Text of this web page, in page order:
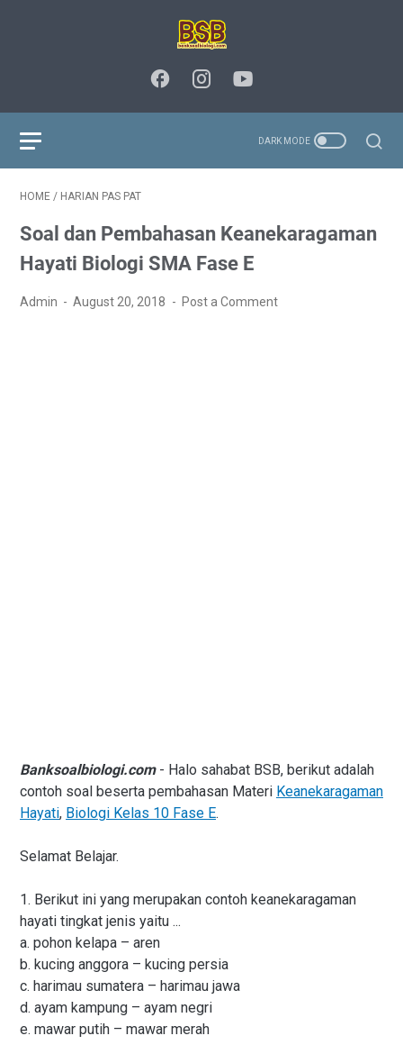
HOME / HARIAN PAS PAT
Soal dan Pembahasan Keanekaragaman
Hayati Biologi SMA Fase E
Admin August 20, 2018 Post a Comment
Banksoalbiologi.com- Halo sahabat BSB, berikut adalah
contoh soal beserta pembahasan Materi Keanekaragaman
Hayati, Biologi Kelas 10 Fase E.
Selamat Belajar.
1. Berikut ini yang merupakan contoh keanekaragaman
hayati tingkat jenis yaitu ...
a. pohon kelapa – aren
b. kucing anggora – kucing persia
c. harimau sumatera – harimau jawa
d. ayam kampung – ayam negri
e. mawar putih – mawar merah